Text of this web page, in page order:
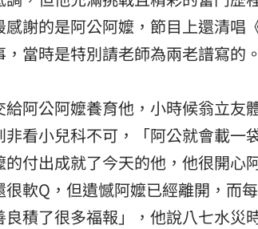
謝的是阿公阿嬤，節目上還清唱
當時是特別請老師為兩老譜寫的。
阿公阿嬤養育他，小時候翁立友
看小兒科不可，「阿公就會載一
付出成就了今天的他，他很開心
軟Q，但遺憾阿嬤已經離開，而
積了很多福報」，他說八七水災